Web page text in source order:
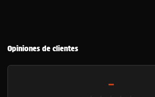
Opiniones de clientes
-